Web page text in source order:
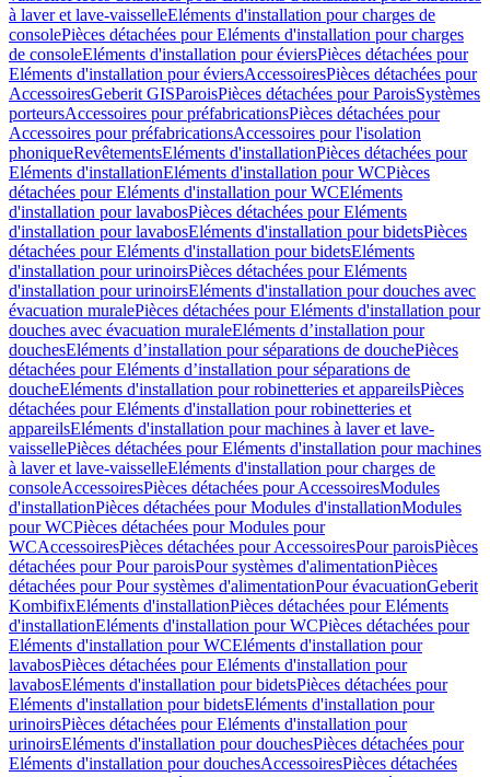
à laver et lave-vaisselleEléments d'installation pour charges de
consolePièces détachées pour Eléments d'installation pour charges
de consoleEléments d'installation pour éviersPièces détachées pour
Eléments d'installation pour éviersAccessoiresPièces détachées pour
AccessoiresGeberit GISParoisPièces détachées pour ParoisSystèmes
porteursAccessoires pour préfabricationsPièces détachées pour
Accessoires pour préfabricationsAccessoires pour l'isolation
phoniqueRevêtementsEléments d'installationPièces détachées pour
Eléments d'installationEléments d'installation pour WCPièces
détachées pour Eléments d'installation pour WCEléments
d'installation pour lavabosPièces détachées pour Eléments
d'installation pour lavabosEléments d'installation pour bidetsPièces
détachées pour Eléments d'installation pour bidetsEléments
d'installation pour urinoirsPièces détachées pour Eléments
d'installation pour urinoirsEléments d'installation pour douches avec
évacuation muralePièces détachées pour Eléments d'installation pour
douches avec évacuation muraleEléments d’installation pour
douchesEléments d’installation pour séparations de douchePièces
détachées pour Eléments d’installation pour séparations de
doucheEléments d'installation pour robinetteries et appareilsPièces
détachées pour Eléments d'installation pour robinetteries et
appareilsEléments d'installation pour machines à laver et lave-
vaissellePièces détachées pour Eléments d'installation pour machines
à laver et lave-vaisselleEléments d'installation pour charges de
consoleAccessoiresPièces détachées pour AccessoiresModules
d'installationPièces détachées pour Modules d'installationModules
pour WCPièces détachées pour Modules pour
WCAccessoiresPièces détachées pour AccessoiresPour paroisPièces
détachées pour Pour paroisPour systèmes d'alimentationPièces
détachées pour Pour systèmes d'alimentationPour évacuationGeberit
KombifixEléments d'installationPièces détachées pour Eléments
d'installationEléments d'installation pour WCPièces détachées pour
Eléments d'installation pour WCEléments d'installation pour
lavabosPièces détachées pour Eléments d'installation pour
lavabosEléments d'installation pour bidetsPièces détachées pour
Eléments d'installation pour bidetsEléments d'installation pour
urinoirsPièces détachées pour Eléments d'installation pour
urinoirsEléments d'installation pour douchesPièces détachées pour
Eléments d'installation pour douchesAccessoiresPièces détachées